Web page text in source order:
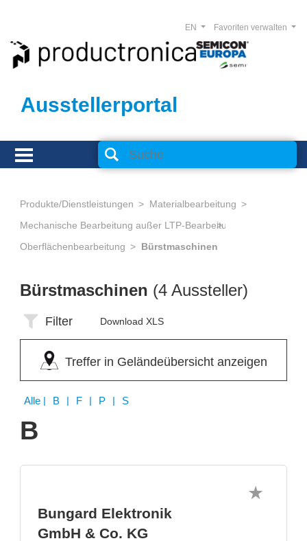
Ausstellerportal
Favoriten verwalten
EN
Produkte/Dienstleistungen
Materialbearbeitung
Mechanische Bearbeitung außer LTP-Bearbeitung
Oberflächenbearbeitung
Bürstmaschinen
Bürstmaschinen (4 Aussteller)
Filter Download XLS
Treffer in Geländeübersicht anzeigen
Alle | B | F | P | S
B
Bungard Elektronik
GmbH & Co. KG